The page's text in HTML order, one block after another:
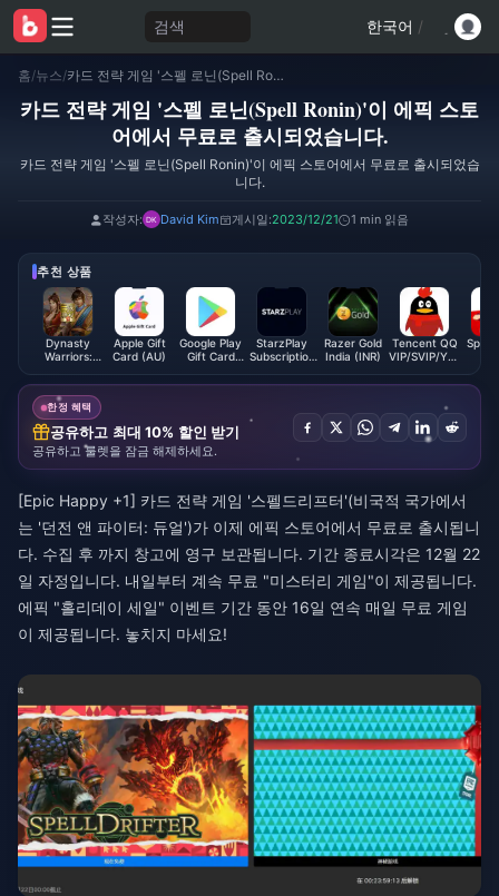
검색 한국어 /
홈/뉴스/ 카드 전략 게임 '스펠 로닌(Spell Ronin)'이 에픽 스토어에서 무료로 출시되었습니다.
카드 전략 게임 '스펠 로닌(Spell Ronin)'이 에픽 스토
어에서 무료로 출시되었습니다.
카드 전략 게임 '스펠 로닌(Spell Ronin)'이 에픽 스토어에서 무료로 출시되었습
니다.
작성자: David Kim 게시일:2023/12/21 1 min 읽음
추천 상품
Dynasty
Warriors:
Package
Apple Gift
Card (AU)
Google Play
Gift Card
StarzPlay
Subscription
Razer Gold
India (INR)
Tencent QQ
VIP/SVIP/Yellow
Membership
한정 혜택
공유하고 최대 10% 할인 받기
공유하고 룰렛을 잠금 해제하세요.
[Epic Happy +1] 카드 전략 게임 '스펠드리프터'(비국적 국가에서
는 '던전 앤 파이터: 듀얼')가 이제 에픽 스토어에서 무료로 출시됩니
다. 수집 후 까지 창고에 영구 보관됩니다. 기간 종료시각은 12월 22
일 자정입니다. 내일부터 계속 무료 "미스터리 게임"이 제공됩니다.
에픽 "홀리데이 세일" 이벤트 기간 동안 16일 연속 매일 무료 게임
이 제공됩니다. 놓치지 마세요!